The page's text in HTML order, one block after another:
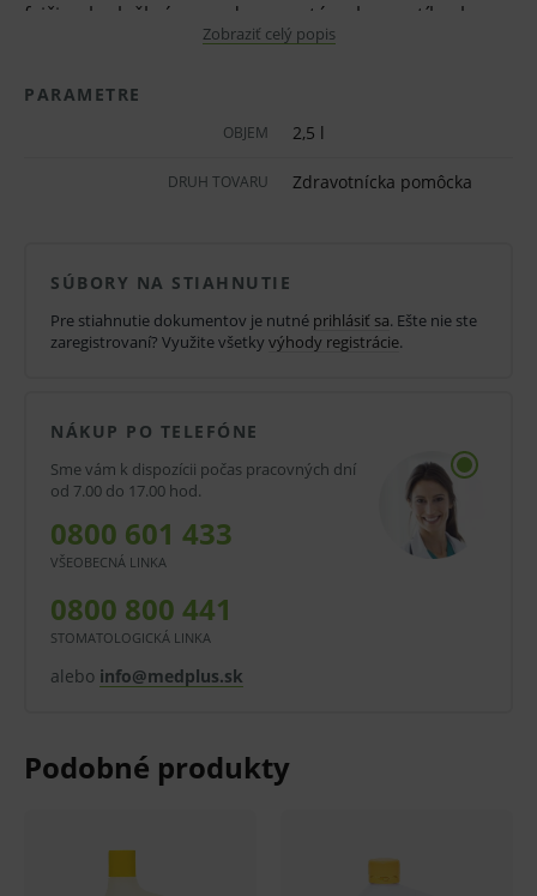
fajčiarskych škvŕn a pod. na protézach, mostíkoch,
korunkách, skle atď.
Vlastnosti a výhody:
Roztok je určený pre priame použitie a
intenzívne čistenie.
má vynikajúcu materiálovú znášanlivosť.
anorganické kyseliny, tenzidy a inhibítory
korózie.
Dezinfekcia Dürr Dental neobsahuje diizokyanáty.
VAROVANIE
Spôsobuje vážne podráždenie očí.
POKYNY PRE BEZPEČNÉ ZAOBCHÁDZANIE
Zobraziť celý popis
PARAMETRE
OBJEM 2,5 l
DRUH TOVARU Zdravotnícka pomôcka
SÚBORY NA STIAHNUTIE
Pre stiahnutie dokumentov je nutné prihlásiť sa. Ešte nie ste
zaregistrovaní? Využite všetky výhody registrácie.
NÁKUP PO TELEFÓNE
Sme vám k dispozícii počas pracovných dní
od 7.00 do 17.00 hod.
0800 601 433
VŠEOBECNÁ LINKA
0800 800 441
STOMATOLOGICKÁ LINKA
alebo info@medplus.sk